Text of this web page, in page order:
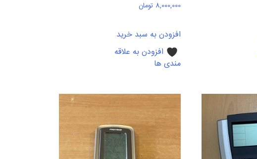
8,000,000 تومان
افزودن به سبد خرید
افزودن به علاقه
مندی ها